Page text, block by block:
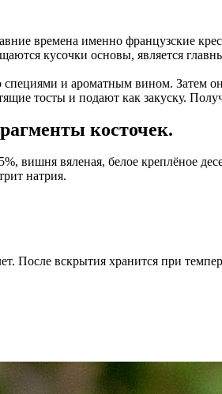
времена именно французские
кусочки основы, является
и ароматным вином. Затем
тосты и подают как закуску.
косточек.
вишня вяленая, белое креплёное
натрия.
После вскрытия хранится при